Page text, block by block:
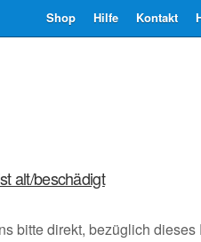
Kontakt
Hilfe
Shop
alt/beschädigt
bitte direkt, bezüglich